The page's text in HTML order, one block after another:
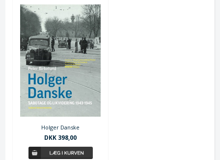
Holger Danske
DKK 398,00